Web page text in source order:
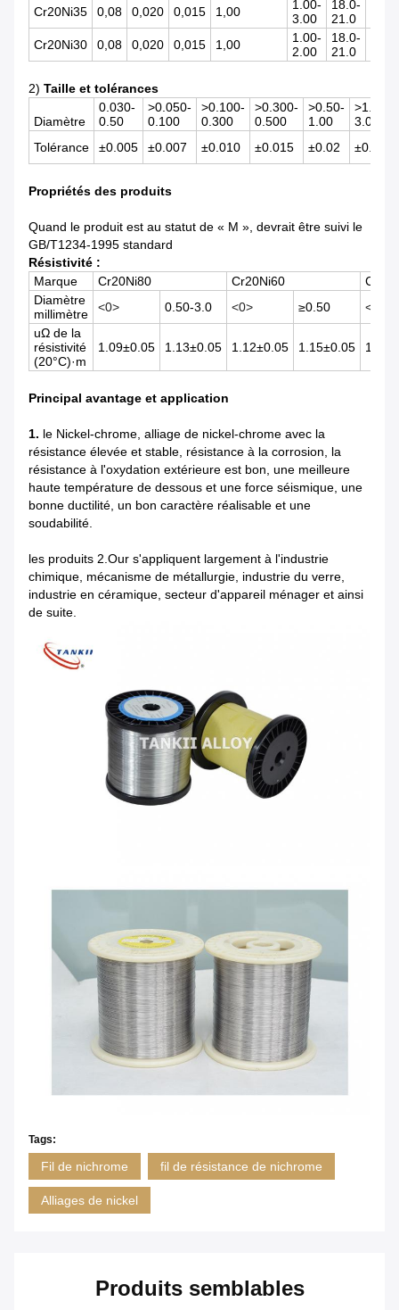
Cr20Ni35 0,08 0,020 0,015 1,00
1.00-
3.00
18.0-
21.0
Cr20Ni30
0,08 0,020 0,015 1,00
1.00-
2.00
18.0-
21.0
2) Taille et tolérances
Diamètre
0.030-
0.50
>0.050-
0.100
>0.100-
0.300
>0.300-
0.500
>0.50-
1.00
>1.00-
3.00
Tolérance
±0.005 ±0.007 ±0.010 ±0.015 ±0.02 ±0.03
Propriétés des produits
Quand le produit est au statut de « M », devrait être suivi le
GB/T1234-1995 standard
Résistivité :
Marque
Cr20Ni80 Cr20Ni60
Diamètre
millimètre
<0> 0.50-3.0 <0> ≥0.50
<0>
uΩ de la
résistivité
(20°C)·m
1.09±0.05 1.13±0.05 1.12±0.05 1.15±0.05
Principal avantage et application
1. le Nickel-chrome, alliage de nickel-chrome avec la
résistance élevée et stable, résistance à la corrosion, la
résistance à l'oxydation extérieure est bon, une meilleure
haute température de dessous et une force séismique, une
bonne ductilité, un bon caractère réalisable et une
soudabilité.
les produits 2.Our s'appliquent largement à l'industrie
chimique, mécanisme de métallurgie, industrie du verre,
industrie en céramique, secteur d'appareil ménager et ainsi
de suite.
Tags:
Fil de nichrome fil de résistance de nichrome
Alliages de nickel
Produits semblables